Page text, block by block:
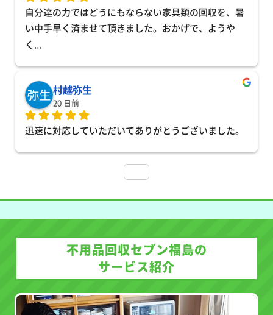
自分達の力ではどうにもならない家具類の回収を、暑
い中手早く済ませて頂きました。おかげで、ようや
く ...
村越弥生
20 日前
迅速に対応していただいてありがとうございました。
不用品回収セブン福島の
サービス紹介